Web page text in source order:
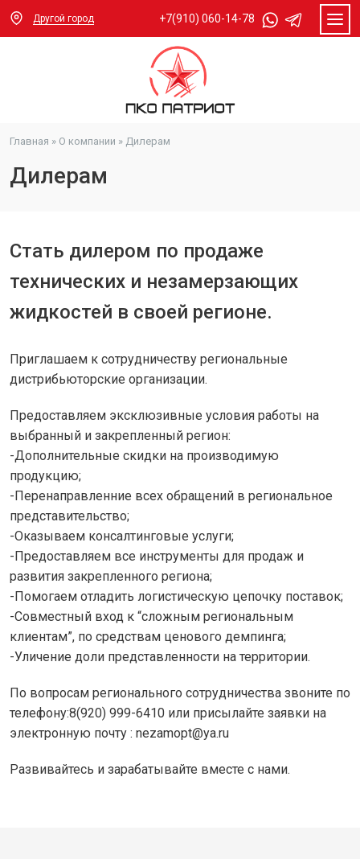
Другой город +7(910) 060-14-78
Главная » О компании » Дилерам
Дилерам
Стать дилером по продаже
технических и незамерзающих
жидкостей в своей регионе.
Приглашаем к сотрудничеству региональные
дистрибьюторские организации.
Предоставляем эксклюзивные условия работы на
выбранный и закрепленный регион:
-Дополнительные скидки на производимую
продукцию;
-Перенаправленние всех обращений в региональное
представительство;
-Оказываем консалтинговые услуги;
-Предоставляем все инструменты для продаж и
развития закрепленного региона;
-Помогаем отладить логистическую цепочку поставок;
-Совместный вход к “сложным региональным
клиентам”, по средствам ценового демпинга;
-Уличение доли представленности на территории.
По вопросам регионального сотрудничества звоните по
телефону:8(920) 999-6410 или присылайте заявки на
электронную почту : nezamopt@ya.ru
Развивайтесь и зарабатывайте вместе с нами.